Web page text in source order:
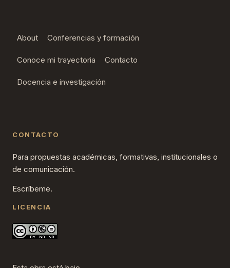
About Conferencias y formación
Conoce mi trayectoria Contacto
Docencia e investigación
CONTACTO
Para propuestas académicas, formativas, institucionales o
de comunicación.
Escríbeme.
LICENCIA